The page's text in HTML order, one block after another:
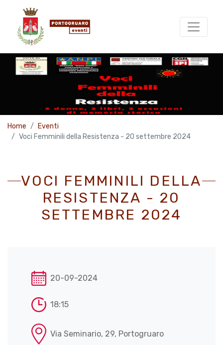
Home
Eventi
Voci Femminili della Resistenza - 20 settembre 2024
VOCI FEMMINILI DELLA
RESISTENZA - 20
SETTEMBRE 2024
20-09-2024
18:15
Via Seminario, 29, Portogruaro